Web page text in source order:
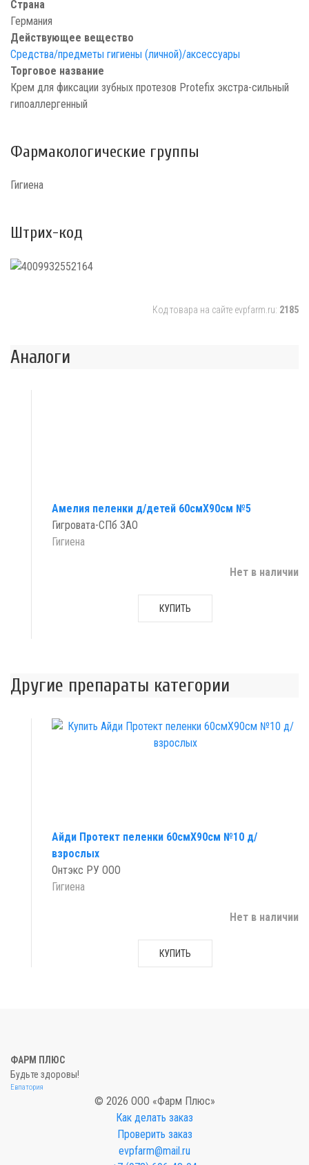
Страна
Германия
Действующее вещество
Средства/предметы гигиены (личной)/аксессуары
Торговое название
Крем для фиксации зубных протезов Protefix экстра-сильный
гипоаллергенный
Фармакологические группы
Гигиена
Штрих-код
Код товара на сайте evpfarm.ru: 2185
Аналоги
Амелия пеленки д/детей 60смX90см №5
Гигровата-СПб ЗАО
Гигиена
Нет в наличии
КУПИТЬ
Другие препараты категории
Айди Протект пеленки 60смX90см №10 д/
взрослых
Онтэкс РУ ООО
Гигиена
Нет в наличии
КУПИТЬ
ФАРМ ПЛЮС
Будьте здоровы!
Евпатория
© 2026 ООО «Фарм Плюс»
Как делать заказ
Проверить заказ
evpfarm@mail.ru